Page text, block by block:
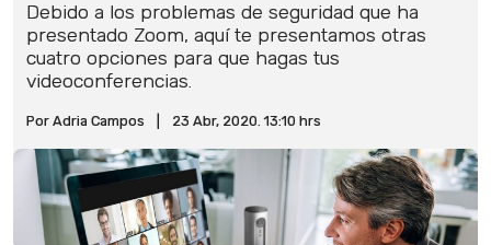
Debido a los problemas de seguridad que ha
presentado Zoom, aquí te presentamos otras
cuatro opciones para que hagas tus
videoconferencias.
Por Adria Campos 23 Abr, 2020. 13:10 hrs